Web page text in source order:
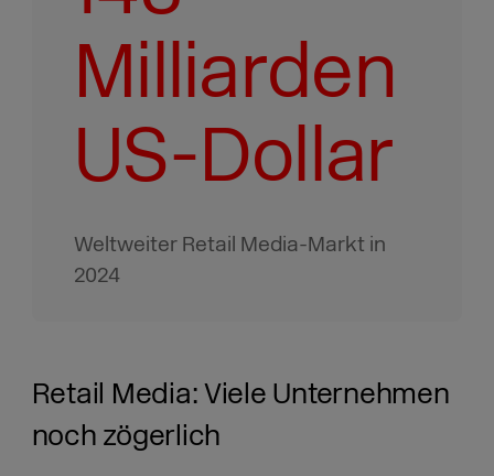
Milliarden
US-Dollar
Weltweiter Retail Media-Markt in
2024
Retail Media: Viele Unternehmen
noch zögerlich